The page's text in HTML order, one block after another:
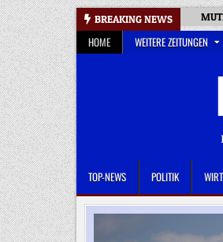
Skip
to
content
BREAKING NEWS
HOME WEITERE ZEITUNGEN
TOP-NEWS POLITIK